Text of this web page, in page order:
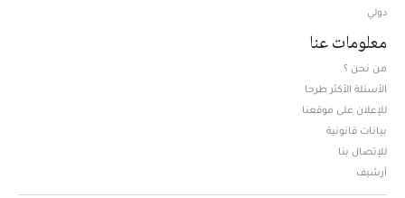
دولي
معلومات عنا
من نحن ؟
الأسئلة الأكثر طرحا
للإعلان على موقعنا
بيانات قانونية
للإتصال بنا
أرشيف